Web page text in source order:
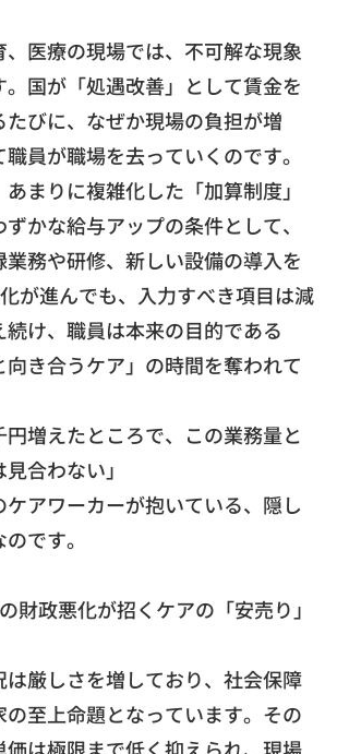
医療の現場では、 不可解な現象
国が「処遇改善」 として賃金を
びに、なぜか現場の負担が増
員が職場を去っていくのです。
まりに複雑化した「加算制度」
ずかな給与アップの条件として、
務や研修、 新しい設備の導入を
が進んでも、 入力すべき項目は減
け、 職員は本来の目的である
き合うケア」 の時間を奪われて
円増えたところで、 この業務量と
合わない」
アワーカーが抱いている、 隠し
です。
財政悪化が招くケアの「安売り」
厳しさを増しており、 社会保障
の至上命題となっています。その